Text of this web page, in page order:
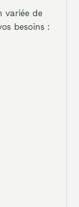
variée de
besoins :